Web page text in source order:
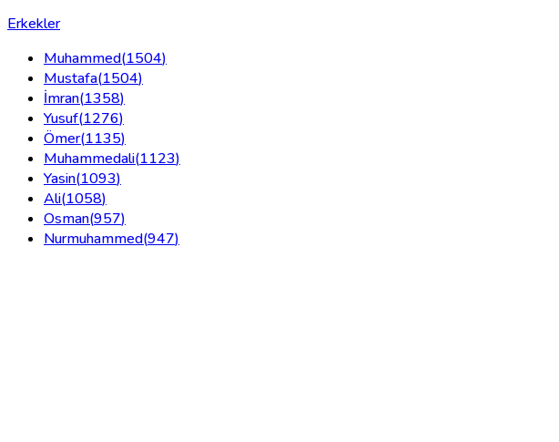
Erkekler
Muhammed(1504)
Mustafa(1504)
İmran(1358)
Yusuf(1276)
Ömer(1135)
Muhammedali(1123)
Yasin(1093)
Ali(1058)
Osman(957)
Nurmuhammed(947)